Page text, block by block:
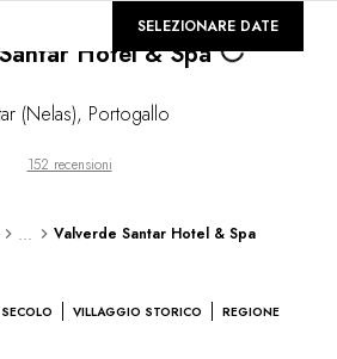
GALLERIA
Hotel & Spa
Loading...
(Nelas), Portogallo
152 recensioni
... Valverde Santar Hotel & Spa
VILLAGGIO STORICO
REGIONE
SELEZIONARE DATE